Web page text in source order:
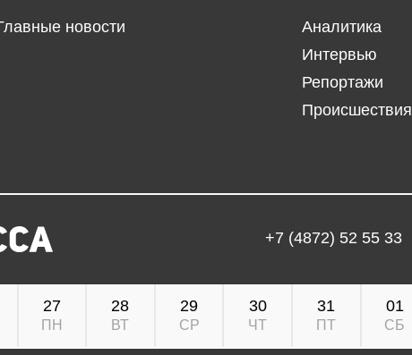
новости
Аналитика
Интервью
Репортажи
Происшествия
+7 (4872) 52 55 33
27
ПН
28
ВТ
29
СР
30
ЧТ
31
ПТ
01
СБ